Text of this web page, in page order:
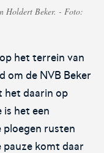
laatste nieuws,
Holdert Beker. - Foto:
het terrein van
om de NVB Beker
het daarin op
is het een
ploegen rusten
pauze komt daar